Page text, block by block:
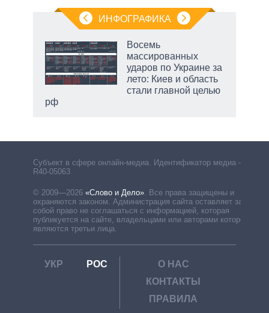
ИНФОГРАФИКА
Восемь
массированных
ударов по Украине за
лето: Киев и область
стали главной целью
рф
Субъект в сфере онлайн-медиа. Идентификатор медиа –
R40-05063
© 2009—2026 «Слово и Дело» Все права защищены и
охраняются законом. Администрация сайта оставляет за
собой право не соглашаться с информацией, которая
публикуется на сайте, владельцами или авторами которой
являются третьи лица.
УКР РОС
О НАС
КОНТАКТЫ
ПРАВИЛА